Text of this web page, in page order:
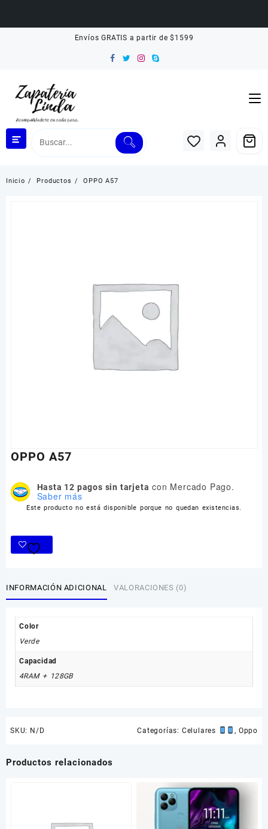
Envíos GRATIS a partir de $1599
Inicio Productos OPPO A57
OPPO A57
Hasta 12 pagos sin tarjeta con Mercado Pago.
Saber más
Este producto no está disponible porque no quedan existencias.
INFORMACIÓN ADICIONAL VALORACIONES (0)
Color
Verde
Capacidad
4RAM + 128GB
SKU: N/D Categorías: Celulares , Oppo
Productos relacionados